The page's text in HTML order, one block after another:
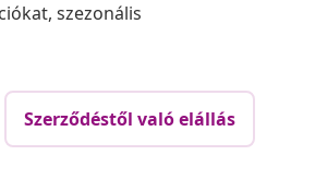
szezonális
Szerződéstől való elállás